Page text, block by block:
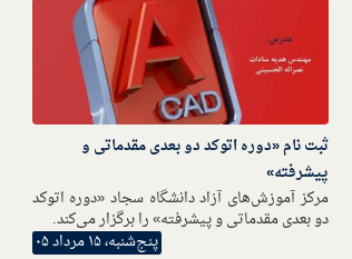
ثبت نام «دوره اتوکد دو بعدی مقدماتی و
پیشرفته»
مرکز آموزش‌های آزاد دانشگاه سجاد «دوره اتوکد
دو بعدی مقدماتی و پیشرفته» را برگزار می‌کند.
پنج‌شنبه، ۱۵ مرداد ۰۵